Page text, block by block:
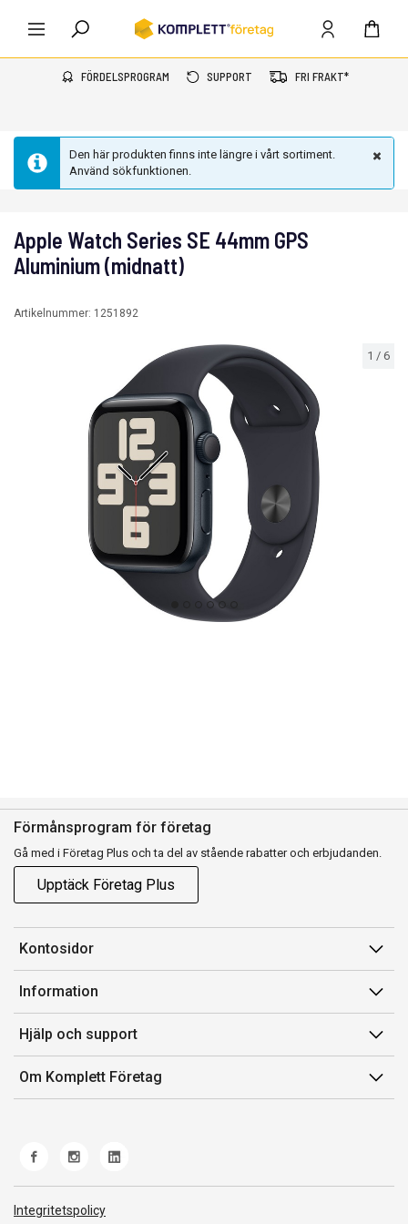
FÖRDELSPROGRAM SUPPORT FRI FRAKT*
Den här produkten finns inte längre i vårt sortiment.
Använd sökfunktionen.
1 / 6
Apple Watch Series SE 44mm GPS
Aluminium (midnatt)
Artikelnummer: 1251892
Förmånsprogram för företag
Gå med i Företag Plus och ta del av stående rabatter och erbjudanden.
Upptäck Företag Plus
Kontosidor
Mina sidor
Orderhistorik
Fakturor & Kvitton
Inköpslistor
Information
Försäljningsvillkor
Villkor för Komplett Företag Plus
Felsökning & guider
Hjälp och support
Kontakta oss
Kundservice
Frakt och leverans
Om Komplett Företag
Integritetspolicy